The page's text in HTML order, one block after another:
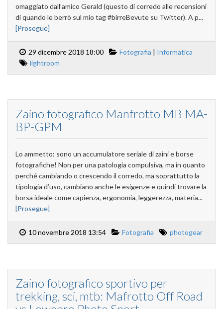
omaggiato dall’amico Gerald (questo di corredo alle recensioni
di quando le berrò sul mio tag #birreBevute su Twitter). A p...
[Prosegue]
29 dicembre 2018 18:00 Fotografia | Informatica
lightroom
Zaino fotografico Manfrotto MB MA-
BP-GPM
Lo ammetto: sono un accumulatore seriale di zaini e borse
fotografiche! Non per una patologia compulsiva, ma in quanto
perché cambiando o crescendo il corredo, ma soprattutto la
tipologia d’uso, cambiano anche le esigenze e quindi trovare la
borsa ideale come capienza, ergonomia, leggerezza, materia...
[Prosegue]
10 novembre 2018 13:54 Fotografia photogear
Zaino fotografico sportivo per
trekking, sci, mtb: Mafrotto Off Road